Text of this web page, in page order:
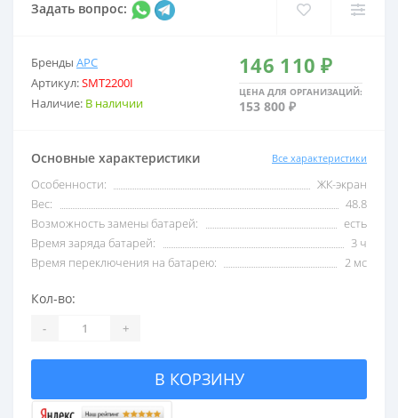
3 кВА
8 кВА
С внешними акб
Со встроенными акб
Со стабилизатором
Задать вопрос:
Бренды APC
Артикул:SMT2200I
Наличие: В наличии
146 110 ₽
ЦЕНА ДЛЯ ОРГАНИЗАЦИЙ:
153 800 ₽
Основные характеристики Все характеристики
Особенности:
ЖК-экран
Вес:
48.8
Возможность замены батарей:
есть
Время заряда батарей:
3 ч
Время переключения на батарею:
2 мс
Кол-во:
- +
В КОРЗИНУ